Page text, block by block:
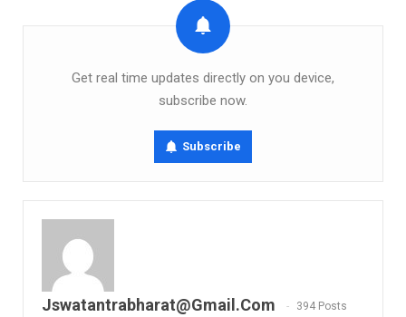
Get real time updates directly on you device,
subscribe now.
Subscribe
Jswatantrabharat@gmail.com 394 Posts